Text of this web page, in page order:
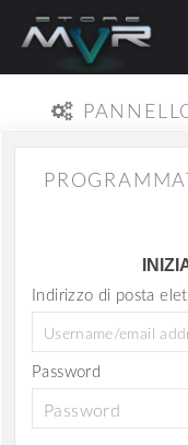
Indirizzo di posta
Password